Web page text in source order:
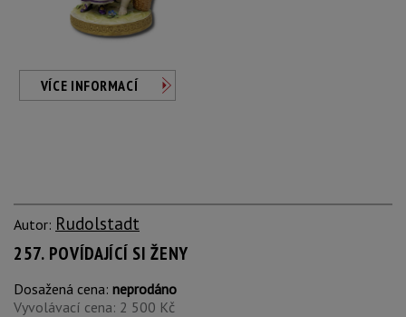
VÍCE INFORMACÍ
Autor: Rudolstadt
257. POVÍDAJÍCÍ SI ŽENY
Dosažená cena: neprodáno
Vyvolávací cena: 2 500 Kč